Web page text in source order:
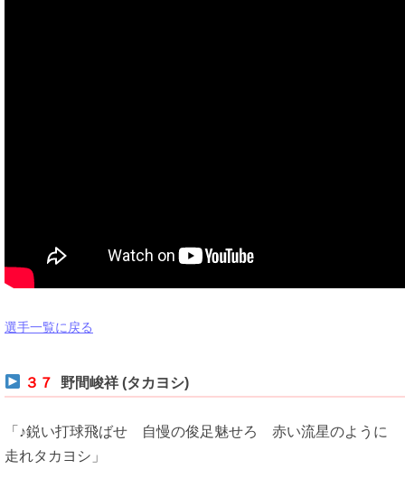
選手一覧に戻る
３７ 野間峻祥 (タカヨシ)
「♪鋭い打球飛ばせ 自慢の俊足魅せろ 赤い流星のように
走れタカヨシ」